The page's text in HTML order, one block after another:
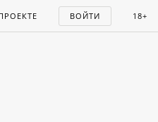
ВОЙТИ 18+